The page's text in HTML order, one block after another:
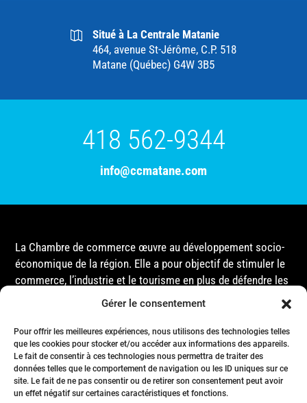
Gérer le consentement
Pour offrir les meilleures expériences, nous utilisons des technologies telles
que les cookies pour stocker et/ou accéder aux informations des appareils.
Le fait de consentir à ces technologies nous permettra de traiter des
données telles que le comportement de navigation ou les ID uniques sur ce
site. Le fait de ne pas consentir ou de retirer son consentement peut avoir
un effet négatif sur certaines caractéristiques et fonctions.
Situé à La Centrale Matanie
464, avenue St-Jérôme, C.P. 518
Matane (Québec) G4W 3B5
418 562-9344
info@ccmatane.com
La Chambre de commerce œuvre au développement socio-
économique de la région. Elle a pour objectif de stimuler le
commerce, l’industrie et le tourisme en plus de défendre les
intérêts de ses membres et de l’ensemble de la
gouvernementales, que ce soit au niveau municipal,
provincial ou fédéral.
Accueil